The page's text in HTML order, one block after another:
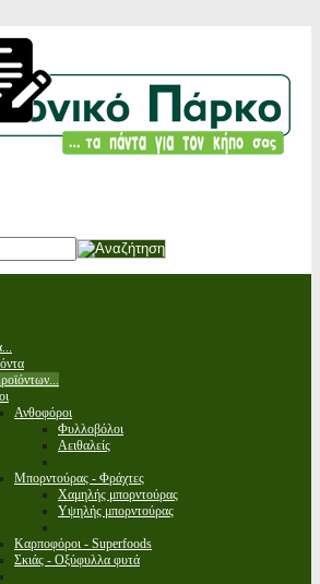
Ανθοφόροι
Φυλλοβόλοι
Αειθαλείς
Μπορντούρας - Φράχτες
Χαμηλής μπορντούρας
Υψηλής μπορντούρας
Καρποφόροι - Superfoods
Σκιάς - Οξύφυλλα φυτά